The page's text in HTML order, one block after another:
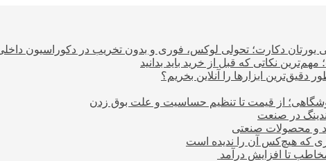
یورتان دکارت؛ تحولی لوکس، فوری و بدون تخریب در دکوراسیون
نکاتی که قبل از خرید باید بدانید
دقیق‌ترین ابزارها را آنلاین بخریم؟
از قیمت تا تنظیم حساسیت و علت بوق زدن
در صنعت
و محصولات صنعتی
که هیچ‌کس آن را ندیده است